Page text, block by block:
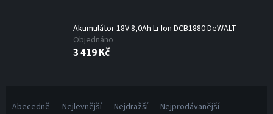
Akumulátor 18V 8,0Ah Li-Ion DCB1880 DeWALT
Objednáno
3 419 Kč
Abecedně Nejlevnější Nejdražší Nejprodávanější